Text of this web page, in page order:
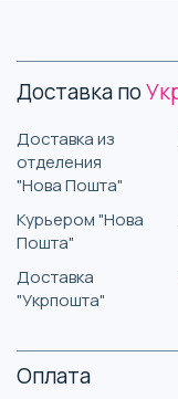
Доставка по
Доставка из
отделения
"Нова Пошта"
Курьером "Нова
Пошта"
Доставка
"Укрпошта"
Оплата